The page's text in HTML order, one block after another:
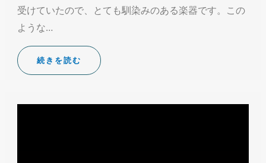
受けていたので、とても馴染みのある楽器です。この
ような…
続きを読む